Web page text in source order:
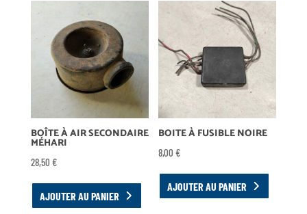
BOÎTE À AIR SECONDAIRE
MÉHARI
28,50 €
AJOUTER AU PANIER
BOITE À FUSIBLE NOIRE
8,00€
AJOUTER AU PANIER